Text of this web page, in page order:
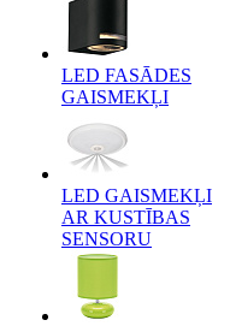
LED FASĀDES
GAISMEKĻI
LED GAISMEKĻI
AR KUSTĪBAS
SENSORU